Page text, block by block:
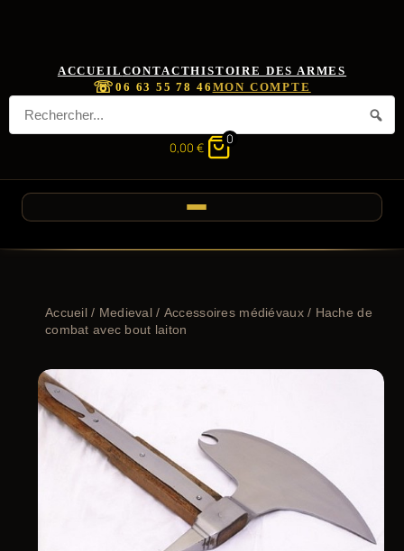
ACCUEIL CONTACTHISTOIRE DES ARMES
☏06 63 55 78 46 MON COMPTE
0,00 €
0
Accueil/ Medieval / Accessoires médiévaux/ Hache de
combat avec bout laiton